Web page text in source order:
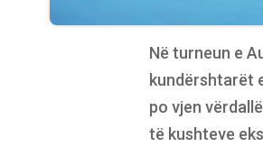
Në turneun e
kundërshtarët
po vjen
të kushteve